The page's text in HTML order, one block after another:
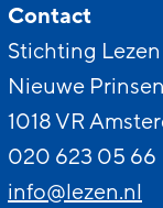
Contact
Stichting Lezen
Nieuwe
1018 VR
020 623 05 66
info@lezen.nl